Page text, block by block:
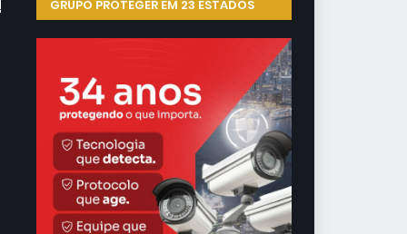
GRUPO PROTEGER EM 23 ESTADOS